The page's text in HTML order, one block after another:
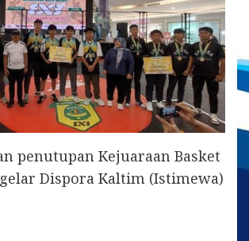
penutupan Kejuaraan Basket
Dispora Kaltim (Istimewa)